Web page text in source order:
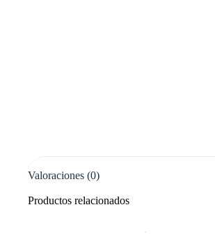
Valoraciones (0)
Productos relacionados